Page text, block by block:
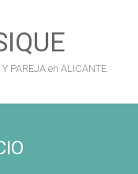
PAREJA en ALICANTE.